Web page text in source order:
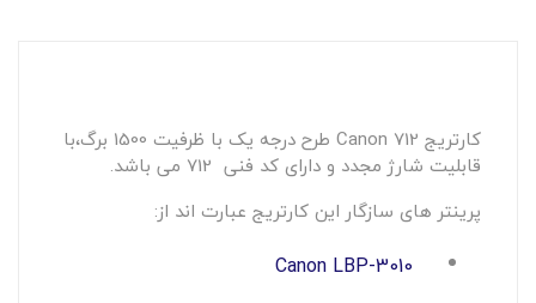
کارتریج Canon 712 طرح درجه یک با ظرفیت 1500 برگ،با
قابلیت شارژ مجدد و دارای کد فنی 712 می باشد.
پرینتر های سازگار این کارتریج عبارت اند از:
Canon LBP-3010